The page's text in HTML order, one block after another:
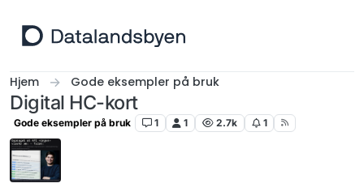
Hjem Gode eksempler på bruk
Digital HC-kort
Gode eksempler på bruk 1 1 2.7k 1